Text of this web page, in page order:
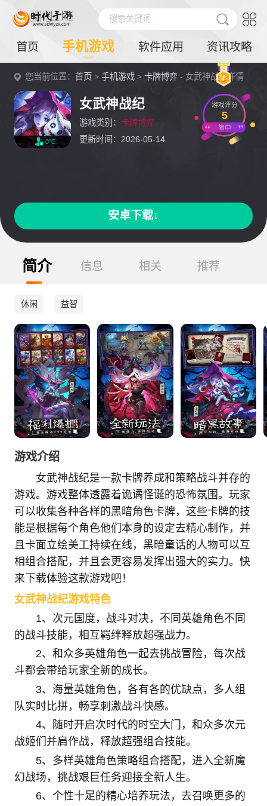
搜索关键词...
首页 手机游戏 软件应用 资讯攻略
您当前位置：首页 >手机游戏 >卡牌博弈 - 女武神战纪详情
0℃
女武神战纪
游戏类别： 卡牌博弈
更新时间：2026-05-14
游戏评分
5
简中
安卓下载↓
简介 信息 相关 推荐
休闲 益智
游戏介绍
女武神战纪是一款卡牌养成和策略战斗并存的
游戏。游戏整体透露着诡谲怪诞的恐怖氛围。玩家
可以收集各种各样的黑暗角色卡牌，这些卡牌的技
能是根据每个角色他们本身的设定去精心制作，并
且卡面立绘美工持续在线，黑暗童话的人物可以互
相组合搭配，并且会更容易发挥出强大的实力。快
来下载体验这款游戏吧！
女武神战纪游戏特色
1、次元国度，战斗对决，不同英雄角色不同
的战斗技能，相互羁绊释放超强战力。
2、和众多英雄角色一起去挑战冒险，每次战
斗都会带给玩家全新的成长。
3、海量英雄角色，各有各的优缺点，多人组
队实时比拼，畅享刺激战斗快感。
4、随时开启次时代的时空大门，和众多次元
战姬们并肩作战，释放超强组合技能。
5、多样英雄角色策略组合搭配，进入全新魔
幻战场，挑战艰巨任务迎接全新人生。
6、个性十足的精心培养玩法，去召唤更多的